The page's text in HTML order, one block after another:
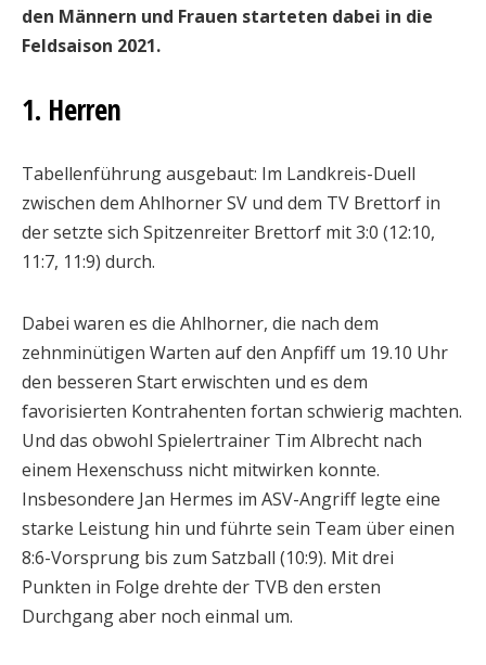
den Männern und Frauen starteten dabei in die
Feldsaison 2021.
1. Herren
Tabellenführung ausgebaut: Im Landkreis-Duell
zwischen dem Ahlhorner SV und dem TV Brettorf in
der setzte sich Spitzenreiter Brettorf mit 3:0 (12:10,
11:7, 11:9) durch.
Dabei waren es die Ahlhorner, die nach dem
zehnminütigen Warten auf den Anpfiff um 19.10 Uhr
den besseren Start erwischten und es dem
favorisierten Kontrahenten fortan schwierig machten.
Und das obwohl Spielertrainer Tim Albrecht nach
einem Hexenschuss nicht mitwirken konnte.
Insbesondere Jan Hermes im ASV-Angriff legte eine
starke Leistung hin und führte sein Team über einen
8:6-Vorsprung bis zum Satzball (10:9). Mit drei
Punkten in Folge drehte der TVB den ersten
Durchgang aber noch einmal um.